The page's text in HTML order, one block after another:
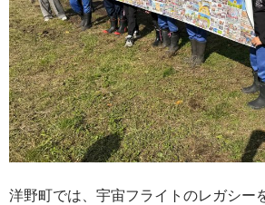
洋野町では、宇宙フライトのレガシー